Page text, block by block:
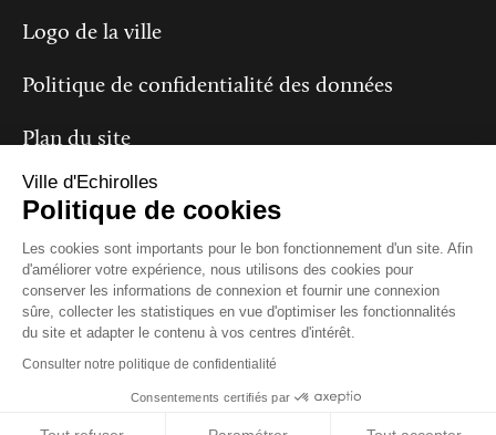
Logo de la ville
Politique de confidentialité des données
Plan du site
Suivez-nous
Ville d'Echirolles
Politique de cookies
Les cookies sont importants pour le bon fonctionnement d'un site. Afin
d'améliorer votre expérience, nous utilisons des cookies pour
conserver les informations de connexion et fournir une connexion
sûre, collecter les statistiques en vue d'optimiser les fonctionnalités
du site et adapter le contenu à vos centres d'intérêt.
Consulter notre politique de confidentialité
Consentements certifiés par